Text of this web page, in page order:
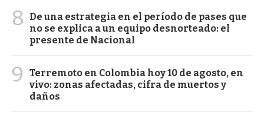
8
De una estrategia en el período de pases que
no se explica a un equipo desnorteado: el
presente de Nacional
9
Terremoto en Colombia hoy 10 de agosto, en
vivo: zonas afectadas, cifra de muertos y
daños